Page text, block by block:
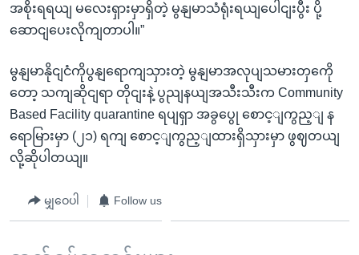
အစိုးရရယျ မလေးရှားမှာရှိတဲ့ မွနျမာသံရုံးရယျပေါငျးပွီး ပို့
ဆောငျပေးလိုကျတာပါ။”
မွနျမာနိုငျငံကိုပွနျရောကျသှားတဲ့ မွနျမာအလုပျသမားတှကေို
တော့ သကျဆိုငျရာ တိုငျးနဲ့ ပွညျနယျအသီးသီးက Community
Based Facility quarantine ရပျရှာ အခွပွေု စောင့ျကွည့ျ န
ရောမြားမှာ (၂၁) ရကျ စောင့ျကွည့ျထားရှိသှားမှာ ဖွဈတယျ
လို့ဆိုပါတယျ။
မျှဝေပါ Follow us